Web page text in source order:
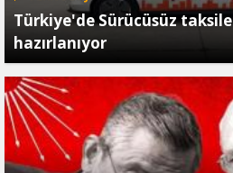
Türkiye'de Sürücüsüz
hazırlanıyor